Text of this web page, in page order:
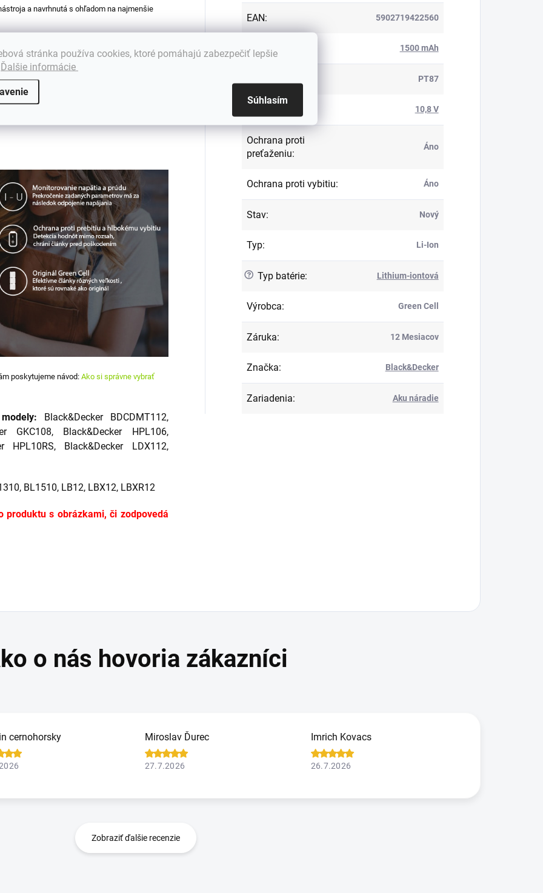
stránka používa cookies, ktoré pomáhajú zabezpečiť lepšie
Ďalšie informácie
Súhlasím
a navrhnutá s ohľadom na najmenšie
poskytujeme návod: Ako si správne vybrať
Black&Decker BDCDMT112,
GKC108, Black&Decker HPL106,
HPL10RS, Black&Decker LDX112,
BL1510, LB12, LBX12, LBXR12
produktu s obrázkami, či zodpovedá
EAN: 5902719422560
Kapacita 1500 mAh
PT87
10,8 V
Ochrana proti
preťaženiu:
Áno
Ochrana proti vybitiu: Áno
Stav: Nový
Typ: Li-Ion
? Typ batérie: Lithium-iontová
Výrobca: Green Cell
Záruka: 12 Mesiacov
Značka: Black&Decker
Zariadenia: Aku náradie
cernohorsky Miroslav Ďurec
27.7.2026
Imrich Kovacs
26.7.2026
Zobraziť ďalšie recenzie